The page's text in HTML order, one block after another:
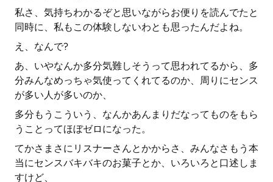
私さ、気持ちわかるぞと思いながらお便りを読んでたと
同時に、私もこの体験しないわとも思ったんだよね。
え、なんで?
あ、いやなんか多分気難しそうって思われてるから、多
分みんなめっちゃ気使ってくれてるのか、周りにセンス
が多い人が多いのか、
多分もうこういう、なんかあんまりだなってものをもら
うことってほぼゼロになった。
てかさまさにリスナーさんとかからさ、みんなさもう本
当にセンスバキバキのお菓子とか、いろいろと口述しま
すけど、